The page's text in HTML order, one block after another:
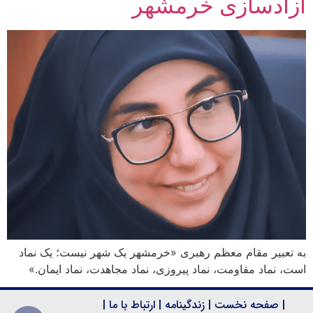
به تعبیر مقام معظم رهبری «خرمشهر یک شهر نیست؛ یک نماد
است، نماد مقاومت، نماد پیروزی، نماد مجاهدت، نماد ایمان.»
| صفحه نخست | زندگینامه | ارتباط با ما |